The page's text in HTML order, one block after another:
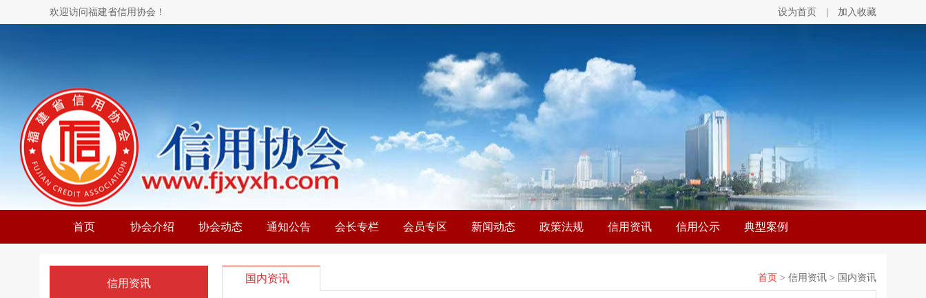
欢迎访问福建省信用协会！ 设为首页 加入收藏
首页 协会介绍 协会动态 通知公告 会长专栏 会员专区 新闻动态 政策法规 信用资讯 信用公示 典型案例
信用资讯 国内资讯 首页 > 信用资讯 > 国内资讯